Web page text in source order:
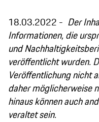
18.03.2022
Der
Informationen, die
und
veröffentlicht wurden.
Veröffentlichung nicht
daher möglicherweise
hinaus können auch
veraltet sein.